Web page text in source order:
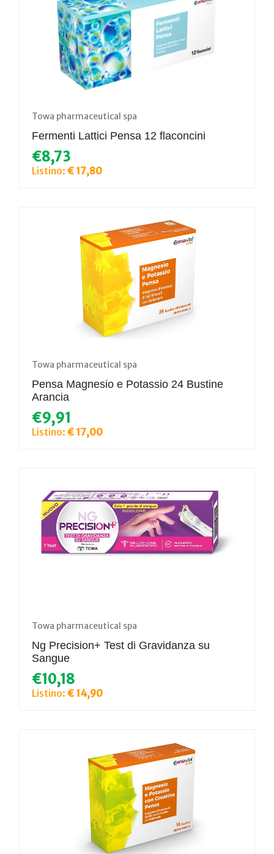
Towa pharmaceutical spa
Fermenti Lattici Pensa 12 flaconcini
€8,73
Listino: € 17,80
Towa pharmaceutical spa
Pensa Magnesio e Potassio 24 Bustine
Arancia
€9,91
Listino: € 17,00
Towa pharmaceutical spa
Ng Precision+ Test di Gravidanza su
Sangue
€10,18
Listino: € 14,90